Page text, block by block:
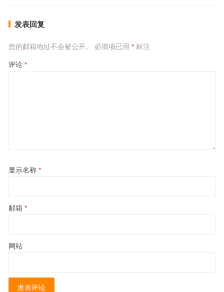
发表回复
您的邮箱地址不会被公开。 必填项已用 *标注
评论 *
显示名称 *
邮箱 *
网站